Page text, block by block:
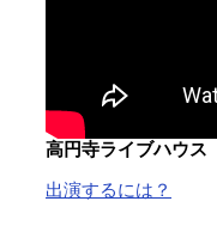
高円寺ライブハウ
出演するには？